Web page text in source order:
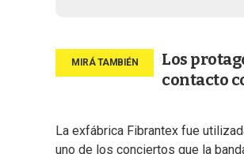
Los
contacto
La exfábrica Fibrantex fue
uno de los conciertos que la